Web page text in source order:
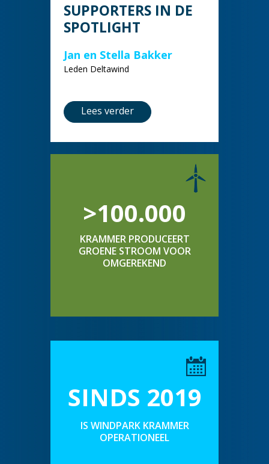
SUPPORTERS IN DE
SPOTLIGHT
Jan en Stella Bakker
Leden Deltawind
Lees verder
>100.000
KRAMMER PRODUCEERT
GROENE STROOM VOOR
OMGEREKEND
SINDS 2019
IS WINDPARK KRAMMER
OPERATIONEEL